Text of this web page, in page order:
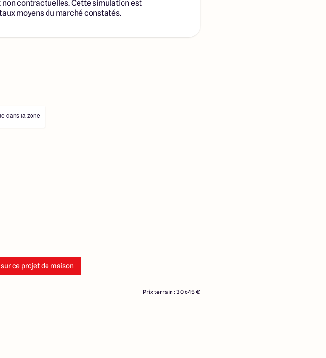
contractuelles. Cette simulation est
moyens du marché constatés.
ce projet de maison
dans la zone
Prix terrain : 30 645 €